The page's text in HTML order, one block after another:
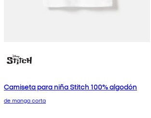
Camiseta para niña Stitch 100% algodón
de manga corta